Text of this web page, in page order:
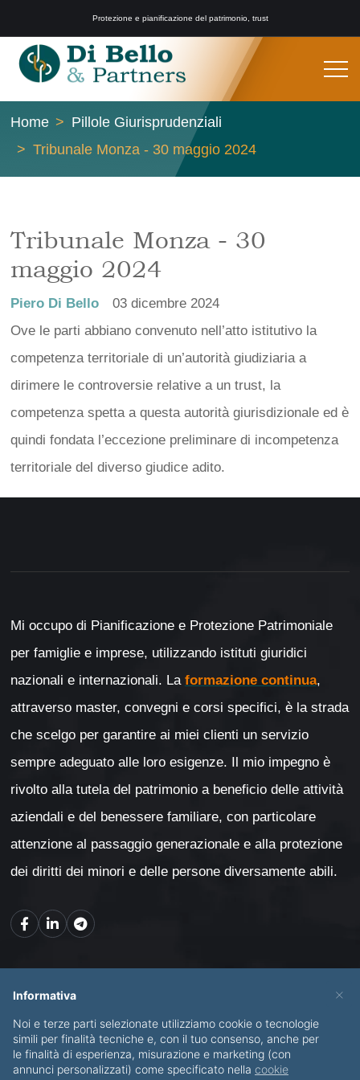
Protezione e pianificazione del patrimonio, trust
Home
Pillole Giurisprudenziali
Tribunale Monza - 30 maggio 2024
Tribunale Monza - 30
maggio 2024
Piero Di Bello
03 dicembre 2024
Ove le parti abbiano convenuto nell’atto istitutivo la
competenza territoriale di un’autorità giudiziaria a
dirimere le controversie relative a un trust, la
competenza spetta a questa autorità giurisdizionale ed è
quindi fondata l’eccezione preliminare di incompetenza
territoriale del diverso giudice adito.
Mi occupo di Pianificazione e Protezione Patrimoniale
per famiglie e imprese, utilizzando istituti giuridici
nazionali e internazionali. La formazione continua,
attraverso master, convegni e corsi specifici, è la strada
che scelgo per garantire ai miei clienti un servizio
sempre adeguato alle loro esigenze. Il mio impegno è
rivolto alla tutela del patrimonio a beneficio delle attività
aziendali e del benessere familiare, con particolare
attenzione al passaggio generazionale e alla protezione
dei diritti dei minori e delle persone diversamente abili.
CHI SONO SERVIZI
BLOG CONTATTI
×
Informativa
Noi e terze parti selezionate utilizziamo cookie o tecnologie
simili per finalità tecniche e, con il tuo consenso, anche per
le finalità di esperienza, misurazione e marketing (con
annunci personalizzati) come specificato nella cookie